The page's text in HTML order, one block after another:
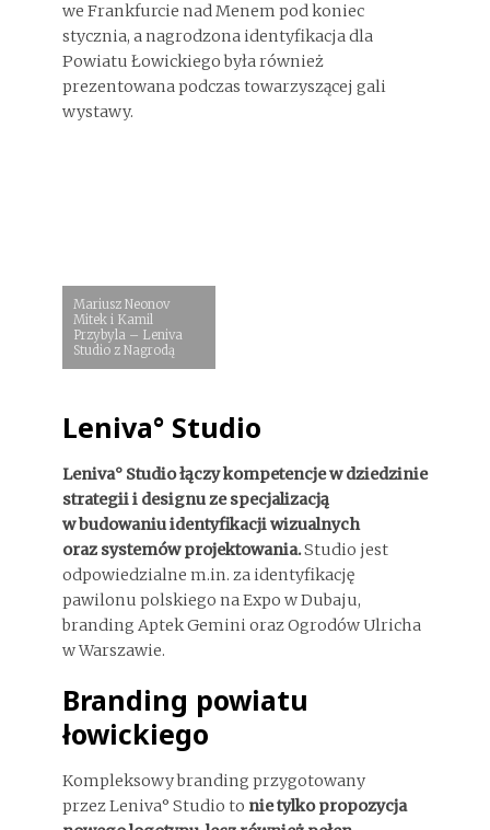
we Frankfurcie nad Menem pod koniec
stycznia, a nagrodzona identyfikacja dla
Powiatu Łowickiego była również
prezentowana podczas towarzyszącej gali
wystawy.
Mariusz Neonov
Mitek i Kamil
Przybyla – Leniva
Studio z Nagrodą
Leniva° Studio
Leniva° Studio łączy kompetencje w dziedzinie
strategii i designu ze specjalizacją
w budowaniu identyfikacji wizualnych
oraz systemów projektowania.Studio jest
odpowiedzialne m.in. za identyfikację
pawilonu polskiego na Expo w Dubaju,
branding Aptek Gemini oraz Ogrodów Ulricha
w Warszawie.
Branding powiatu
łowickiego
Kompleksowy branding przygotowany
przez Leniva° Studio to nie tylko propozycja